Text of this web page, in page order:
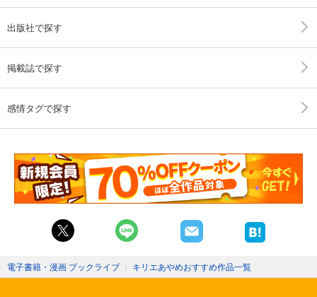
出版社で探す
掲載誌で探す
感情タグで探す
電子書籍・漫画 ブックライブ 〉 キリエあやめおすすめ作品一覧